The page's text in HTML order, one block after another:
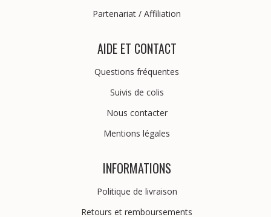
Partenariat /Affiliation
AIDE ET CONTACT
Questions fréquentes
Suivis de colis
Nous contacter
Mentions légales
INFORMATIONS
Politique de livraison
Retours et remboursements